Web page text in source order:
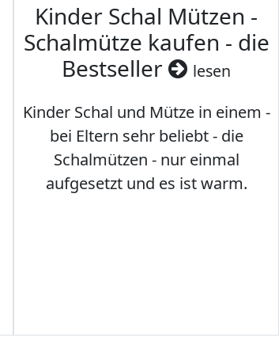
Kinder Schal Mützen -
Schalmütze kaufen - die
Bestseller
lesen
Kinder Schal und Mütze in einem -
bei Eltern sehr beliebt - die
Schalmützen - nur einmal
aufgesetzt und es ist warm.